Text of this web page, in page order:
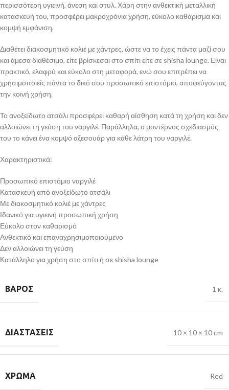
περισσότερη υγιεινή, άνεση και στυλ. Χάρη στην ανθεκτική μεταλλική
κατασκευή του, προσφέρει μακροχρόνια χρήση, εύκολο καθάρισμα και
κομψή εμφάνιση.
Διαθέτει διακοσμητικό κολιέ με χάντρες, ώστε να το έχεις πάντα μαζί σου
και άμεσα διαθέσιμο, είτε βρίσκεσαι στο σπίτι είτε σε shisha lounge. Είναι
πρακτικό, ελαφρύ και εύκολο στη μεταφορά, ενώ σου επιτρέπει να
χρησιμοποιείς πάντα το δικό σου προσωπικό επιστόμιο, αποφεύγοντας
την κοινή χρήση.
Το ανοξείδωτο ατσάλι προσφέρει καθαρή αίσθηση κατά τη χρήση και δεν
αλλοιώνει τη γεύση του ναργιλέ. Παράλληλα, ο μοντέρνος σχεδιασμός
του το κάνει ένα κομψό αξεσουάρ για κάθε λάτρη του ναργιλέ.
Χαρακτηριστικά:
Προσωπικό επιστόμιο ναργιλέ
Κατασκευή από ανοξείδωτο ατσάλι
Με διακοσμητικό κολιέ με χάντρες
Ιδανικό για υγιεινή προσωπική χρήση
Εύκολο στον καθαρισμό
Ανθεκτικό και επαναχρησιμοποιούμενο
Δεν αλλοιώνει τη γεύση
Κατάλληλο για χρήση στο σπίτι ή σε shisha lounge
ΒΆΡΟΣ 1 κ.
ΔΙΑΣΤΆΣΕΙΣ 10 × 10 × 10 cm
ΧΡΏΜΑ Red